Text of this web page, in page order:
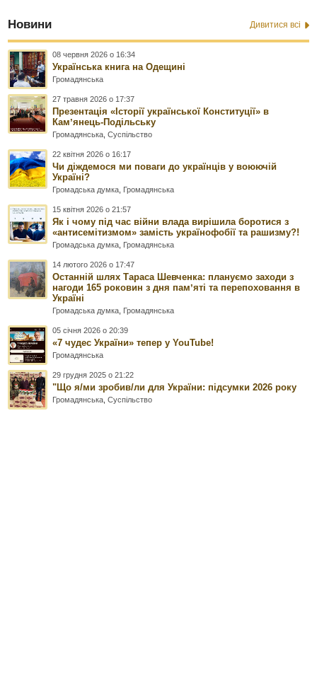
Новини Дивитися всі
08 червня 2026 о 16:34
Українська книга на Одещині
Громадянська
27 травня 2026 о 17:37
Презентація «Історії української Конституції» в
Камʼянець-Подільську
Громадянська,Суспільство
22 квітня 2026 о 16:17
Чи діждемося ми поваги до українців у воюючій
Україні?
Громадська думка, Громадянська
15 квітня 2026 о 21:57
Як і чому під час війни влада вирішила боротися з
«антисемітизмом» замість українофобії та рашизму?!
Громадська думка, Громадянська
14 лютого 2026 о 17:47
Останній шлях Тараса Шевченка: плануємо заходи з
нагоди 165 роковин з дня памʼяті та перепоховання в
Україні
Громадська думка, Громадянська
05 січня 2026 о 20:39
«7 чудес України» тепер у YouTube!
Громадянська
29 грудня 2025 о 21:22
"Що я/ми зробив/ли для України: підсумки 2026 року
Громадянська,Суспільство